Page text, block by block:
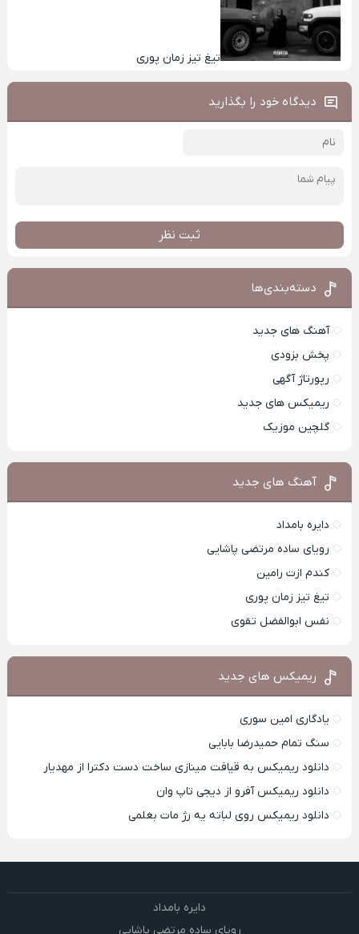
تیغ تیز زمان پوری
دیدگاه خود را بگذارید
ثبت نظر
دسته‌بندی‌ها
آهنگ های جدید
پخش بزودی
رپورتاژ آگهی
ریمیکس های جدید
گلچین موزیک
آهنگ های جدید
دایره بامداد
رویای ساده مرتضی پاشایی
کندم ازت رامین
تیغ تیز زمان پوری
نفس ابوالفضل تقوی
ریمیکس های جدید
یادگاری امین سوری
سنگ تمام حمیدرضا بابایی
دانلود ریمیکس به قیافت مینازی ساخت دست دکترا از مهدیار
دانلود ریمیکس آفرو از ديجی تاپ وان
دانلود ریمیکس روی لباته یه رژ مات بغلمی
دایره بامداد
رویای ساده مرتضی پاشایی